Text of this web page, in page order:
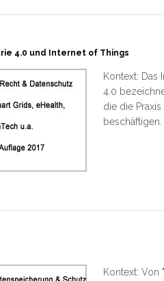
4.0 und Internet of Things
Kontext: Das
4.0
die die
beschäftigen.
Kontext: